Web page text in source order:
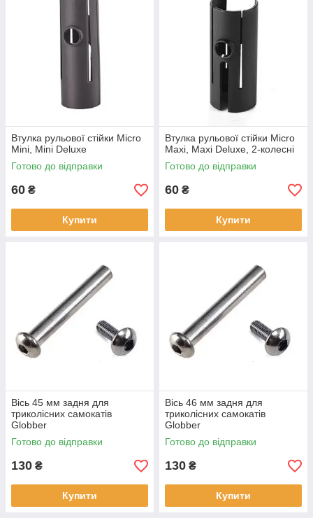
Втулка рульової стійки Micro
Mini, Mini Deluxe
Готово до відправки
60 ₴
Купити
Втулка рульової стійки Micro
Maxi, Maxi Deluxe, 2-колесні
Готово до відправки
60 ₴
Купити
Вісь 45 мм задня для
триколісних самокатів
Globber
Готово до відправки
130 ₴
Купити
Вісь 46 мм задня для
триколісних самокатів
Globber
Готово до відправки
130 ₴
Купити